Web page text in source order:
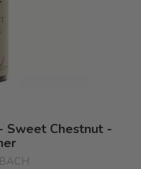
- Sweet Chestnut -